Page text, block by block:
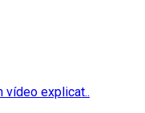
vídeo explicat..